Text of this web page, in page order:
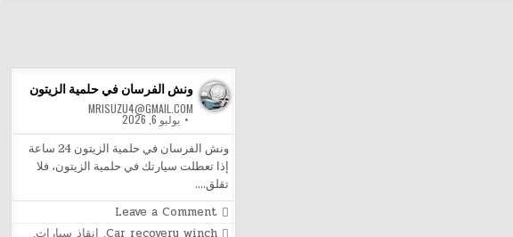
ونش الفرسان في حلمية الزيتون
MRISUZU4@GMAIL.COM
يوليو 6, 2026
ونش الفرسان في حلمية الزيتون 24 ساعة
إذا تعطلت سيارتك في حلمية الزيتون، فلا
تقلق….
Leave a Comment
on
ونش
Posted
Car recovery winch
, انقاذ سيارات,